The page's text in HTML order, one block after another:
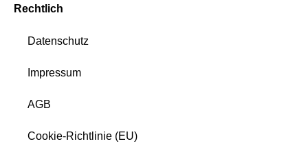
Rechtlich
Datenschutz
Impressum
AGB
Cookie-Richtlinie (EU)